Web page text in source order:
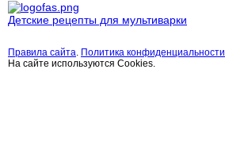
Детские рецепты для мультиварки
Правила сайта. Политика конфиденциальности
На сайте используются Cookies.